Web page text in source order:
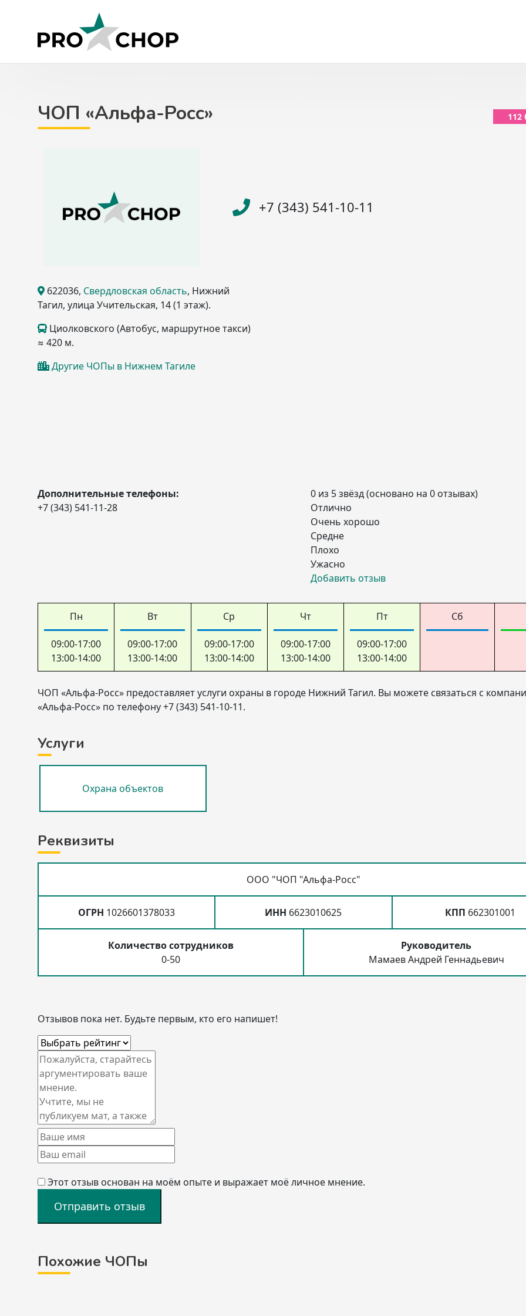
ЧОП «Альфа-Росс» 112
+7 (343) 541-10-11
622036, Свердловская область, Нижний
Тагил, улица Учительская, 14(1 этаж).
Циолковского (Автобус, маршрутное такси)
≈ 420 м.
Другие ЧОПы в Нижнем Тагиле
Дополнительные телефоны:
+7 (343) 541-11-28
0 из 5 звёзд (основано на 0 отзывах)
Отлично
Очень хорошо
Средне
Плохо
Ужасно
Добавить отзыв
Пн
09:00-17:00
13:00-14:00
Вт
09:00-17:00
13:00-14:00
Ср
09:00-17:00
13:00-14:00
Чт
09:00-17:00
13:00-14:00
Пт
09:00-17:00
13:00-14:00
Сб
ЧОП «Альфа-Росс» предоставляет услуги охраны в городе Нижний Тагил. Вы можете связаться с
«Альфа-Росс» по телефону +7 (343) 541-10-11.
Услуги
Охрана объектов
Реквизиты
ООО "ЧОП "Альфа-Росс"
ОГРН 1026601378033 ИНН 6623010625 КПП 662301001
Количество сотрудников
0-50
Руководитель
Мамаев Андрей Геннадьевич
Отзывов пока нет. Будьте первым, кто его напишет!
Этот отзыв основан на моём опыте и выражает моё личное мнение.
Отправить отзыв
Похожие ЧОПы